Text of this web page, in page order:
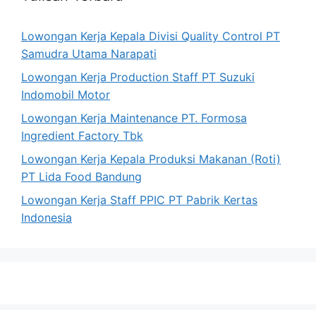
Lowongan Kerja Kepala Divisi Quality Control PT
Samudra Utama Narapati
Lowongan Kerja Production Staff PT Suzuki
Indomobil Motor
Lowongan Kerja Maintenance PT. Formosa
Ingredient Factory Tbk
Lowongan Kerja Kepala Produksi Makanan (Roti)
PT Lida Food Bandung
Lowongan Kerja Staff PPIC PT Pabrik Kertas
Indonesia